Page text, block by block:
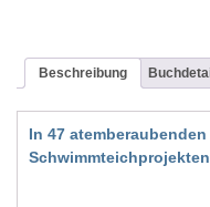
Beschreibung
In 47